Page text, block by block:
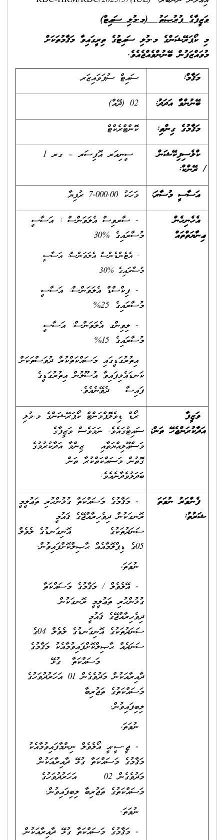
ވަޒީފާގެ ފުރުޞަތު(މ.މުލި ސައިޓް)
މި ކޯޕަރޭޝަންގެ މ.މުލި ސައިޓުގެ ތިރީގައިވާ މަޤާމުތަކަށް
މުވައްޒަފުން ބޭނުންވެއްޖެއެވެ.
މަޤާމް:
ސައިޓް ސުޕަވައިޒަރ
ބޭނުންވާ އަދަދު:
މަޤާމުގެ ގިންތި:
ކޮންޓްރެކްޓް
ކްލެސިފިކޭޝަން
/ރޭންކް:
ސީނިއަރ އޮފިސަރ – ގރ 1
އަސާސީ މުސާރަ:
މަހަކު 7,000.00 ރުފިޔާ
އެހެނިހެން
ޢިނާޔަތްތައް
- ސާރވިސް އެލަވަންސް : އަސާސީ
މުސާރައިގެ %30
- އެޓެންޑެންސް އެލަވަންސް: އަސާސީ
މުސާރައިގެ %30
- ފިކްސްޑް އެލަވަންސް: އަސާސީ
މުސާރައިގެ 25%
- ލިވިންގ އެލަވަންސް: އަސާސީ
މުސާރައިގެ 15%
އިތުރުގަޑީގައި މަސައްކަތްކުރާ ދުވަސްތަކަށް
ކަނޑައެޅިފައިވާ އުސޫލުން އިތުރުގަޑީގެ
ފައިސާ ދެވޭނެއެވެ.
ވަޒީފާ
އަދާކުރަންޖެހޭ ތަން:
ރޯޑް ޑިވެލޮޕްމަންޓް ކޯޕަރޭޝަންގެ މ.މުލި
ސައިޓުގައެވެ. ނަމަވެސް ވަޒީފާގެ
މަސްޢޫލިއްޔަތާއި ޒިންމާ އަދާކުރުމުގެ
ގޮތުން މަސައްކަތްކުރާ ތަން
ބަދަލުވެދާނެއެވެ.
ފެންވަރު ނުވަތަ
ޝަރުތު:
- މަޤާމުގެ މަސައްކަތާ ގުޅުންހުރި ތަޢުލީމީ
ރޮނގަކުން ދިވެހިރާއްޖޭގެ ޤައުމީ
ސަނަދުތަކުގެ އޮނިގަނޑުގެ ލެވެލް
05ގެ ޑިޕްލޮމާއެއް ޙާޞިލްކޮށްފައިވުން.
ނުވަތަ،
- އޭލެވެލް / މަޤާމުގެ މަސައްކަތާ
ގުޅުންހުރި ތަޢުލީމީ ރޮނގަކުން
ދިވެހިރާއްޖޭގެ ޤައުމީ
ސަނަދުތަކުގެ އޮނިގަނޑުގެ ލެވެލް 04ގެ
ސަނަދެއް ޙާޞިލްކޮށްފައިވުމާއެކު މަޤާމުގެ
މަސައްކަތާ ގުޅޭ
ދާއިރާއަކުން މަދުވެގެން 01 އަހަރުދުވަހުގެ
މަސައްކަތުގެ ތަޖުރިބާ
ލިބިފައިވުން.
ނުވަތަ،
- ޖީ.ސީ.އީ އޯލެވެލް ނިންމާފައިވުމާއެކު
މަޤާމުގެ މަސައްކަތާ ގުޅޭ ދާއިރާއަކުން
މަދުވެގެން 02 އަހަރުދުވަހުގެ
މަސައްކަތުގެ ތަޖުރިބާ ލިބިފައިވުން.
ނުވަތަ.
- މަޤާމުގެ މަސައްކަތާ ގުޅޭ ދާއިރާއަކުން